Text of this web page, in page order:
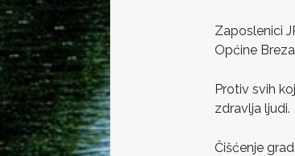
Zaposlenici
Općine
Protiv svih
zdravlja ljudi.
Čišćenje